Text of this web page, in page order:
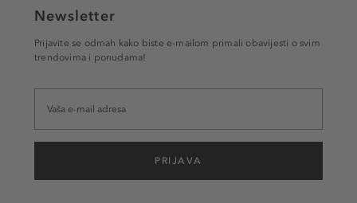
Newsletter
Prijavite se odmah kako biste e-mailom primali obavijesti o svim
trendovima i ponudama!
PRIJAVA